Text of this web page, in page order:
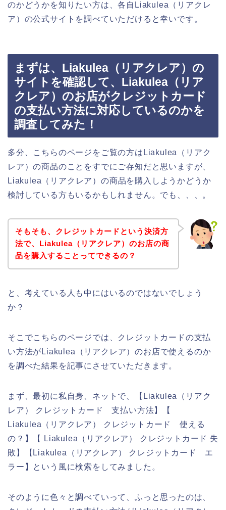
のかどうかを知りたい方は、各自Liakulea（リアクレ
ア）の公式サイトを調べていただけると幸いです。
まずは、Liakulea（リアクレア）の
サイトを確認して、Liakulea（リア
クレア）のお店がクレジットカード
の支払い方法に対応しているのかを
調査してみた！
多分、こちらのページをご覧の方はLiakulea（リアク
レア）の商品のことをすでにご存知だと思いますが、
Liakulea（リアクレア）の商品を購入しようかどうか
検討している方もいるかもしれません。でも、、、。
そもそも、クレジットカードという決済方
法で、Liakulea（リアクレア）のお店の商
品を購入することってできるの？
と、考えている人も中にはいるのではないでしょう
か？
そこでこちらのページでは、クレジットカードの支払
い方法がLiakulea（リアクレア）のお店で使えるのか
を調べた結果を記事にさせていただきます。
まず、最初に私自身、ネットで、【Liakulea（リアク
レア） クレジットカード 支払い方法】【
Liakulea（リアクレア） クレジットカード 使える
の？】【 Liakulea（リアクレア） クレジットカード 失
敗】【Liakulea（リアクレア） クレジットカード エ
ラー】という風に検索をしてみました。
そのように色々と調べていって、ふっと思ったのは、